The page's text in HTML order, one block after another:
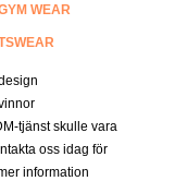
WEAR
tjänst skulle vara
oss idag för
information